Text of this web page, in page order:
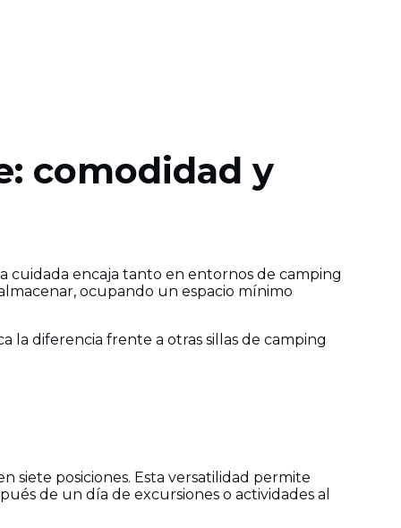
comodidad y
cuidada encaja tanto en entornos de camping
ocupando un espacio mínimo
la diferencia frente a otras sillas de camping
siete posiciones. Esta versatilidad permite
de un día de excursiones o actividades al